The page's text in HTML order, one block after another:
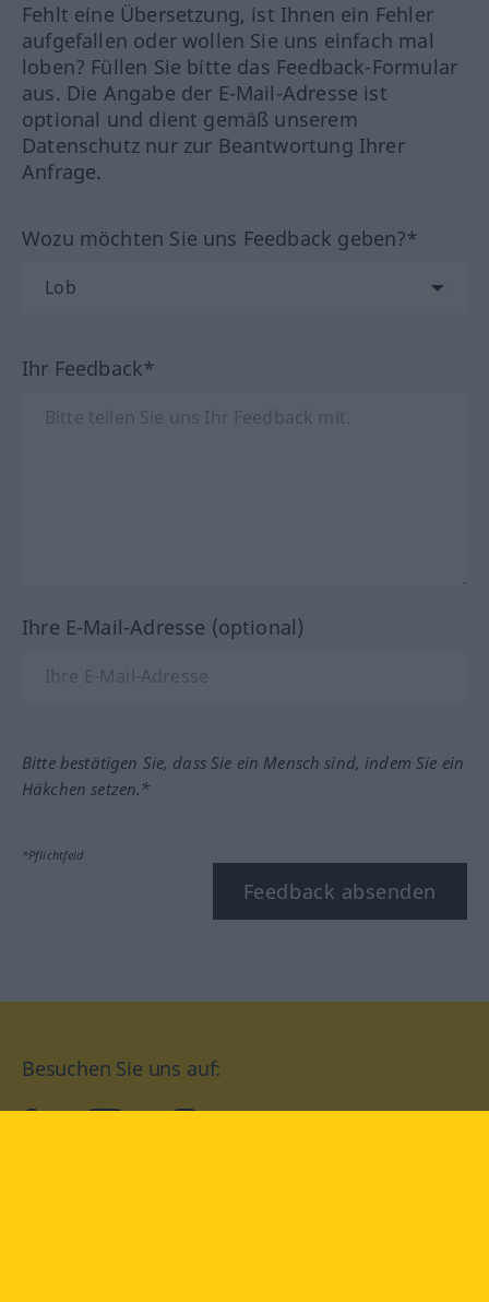
Fehlt eine Übersetzung, ist Ihnen ein Fehler
aufgefallen oder wollen Sie uns einfach mal
loben? Füllen Sie bitte das Feedback-Formular
aus. Die Angabe der E-Mail-Adresse ist
optional und dient gemäß unserem
Datenschutz nur zur Beantwortung Ihrer
Anfrage.
Wozu möchten Sie uns Feedback geben?*
Ihr Feedback*
Ihre E-Mail-Adresse (optional)
Bitte bestätigen Sie, dass Sie ein Mensch sind, indem Sie ein
Häkchen setzen.*
*Pflichtfeld
Feedback absenden
Besuchen Sie uns auf: